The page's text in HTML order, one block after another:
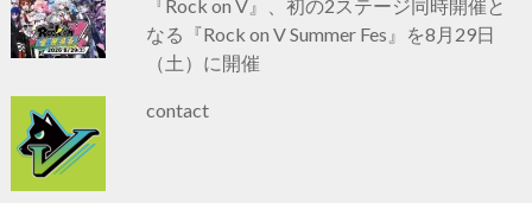
『Rock on V』、初の2ステージ同時開催と
なる『Rock on V Summer Fes』を8月29日
（土）に開催
contact